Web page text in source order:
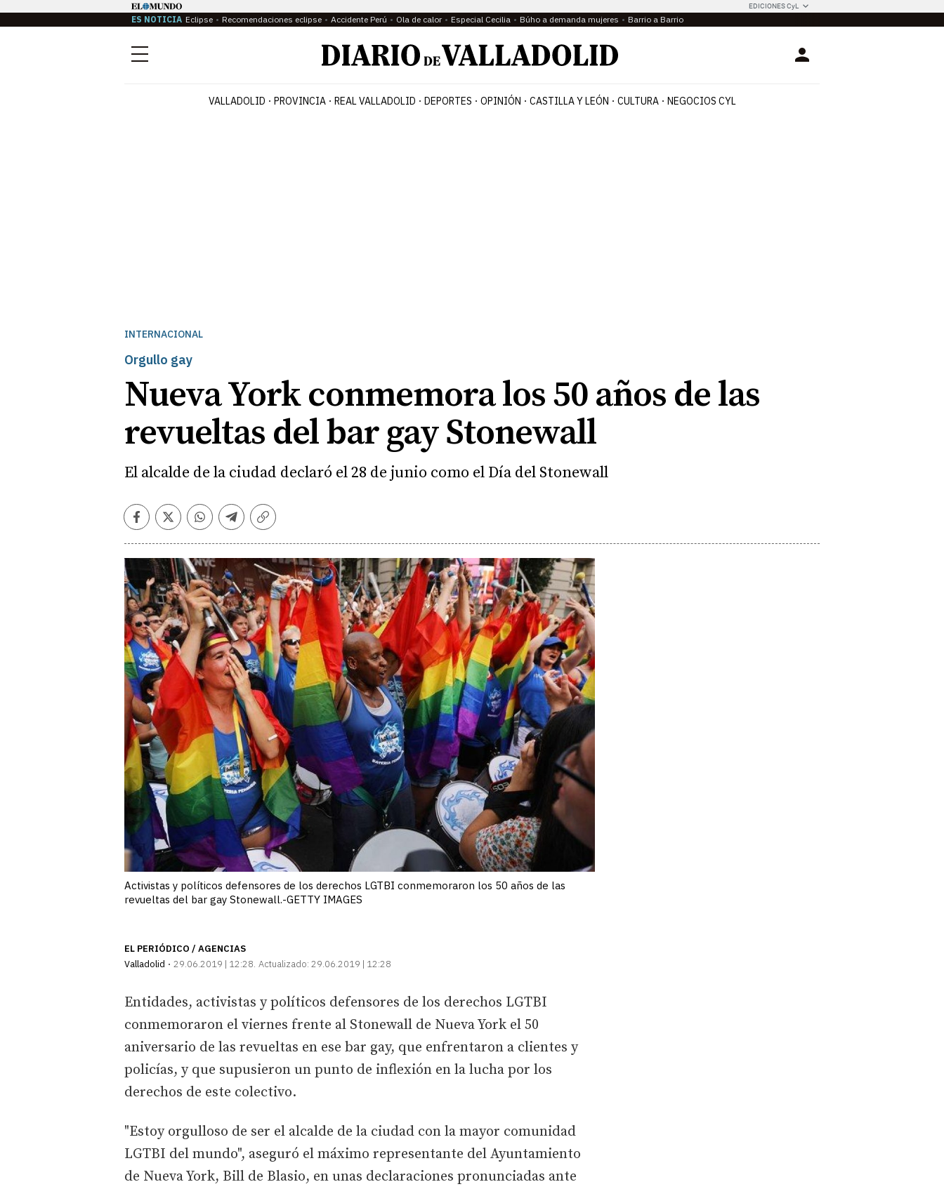
EDICIONES CyL
ES NOTICIA Eclipse Recomendaciones eclipse Accidente Perú Ola de calor Especial Cecilia Búho a demanda mujeres Barrio a Barrio
Menú Login
VALLADOLID PROVINCIA REAL VALLADOLID DEPORTES OPINIÓN CASTILLA Y LEÓN CULTURA NEGOCIOS CYL
INTERNACIONAL
Orgullo gay
Nueva York conmemora los 50 años de las
revueltas del bar gay Stonewall
El alcalde de la ciudad declaró el 28 de junio como el Día del Stonewall
Facebook
TwitterWhatsapp
Telegram
Copiar
Activistas y políticos defensores de los derechos LGTBI conmemoraron los 50 años de las
revueltas del bar gay Stonewall.-GETTY IMAGES
EL PERIÓDICO / AGENCIAS
Valladolid
29.06.2019 | 12:28 Actualizado: 29.06.2019 | 12:28
Entidades, activistas y políticos defensores de los derechos LGTBI
conmemoraron el viernes frente al Stonewall de Nueva York el 50
aniversario de las revueltas en ese bar gay, que enfrentaron a clientes y
policías, y que supusieron un punto de inflexión en la lucha por los
derechos de este colectivo.
"Estoy orgulloso de ser el alcalde de la ciudad con la mayor comunidad
LGTBI del mundo", aseguró el máximo representante del Ayuntamiento
de Nueva York, Bill de Blasio, en unas declaraciones pronunciadas ante